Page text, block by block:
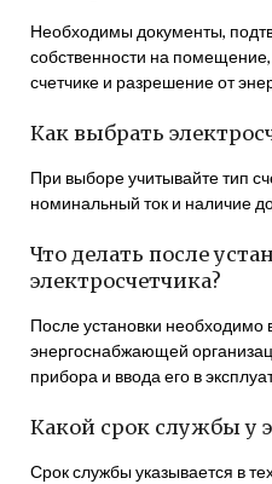
Необходимы документы,
собственности на
счетчике и разрешение от
Как выбрать
При выборе учитывайте тип
номинальный ток и наличие
Что делать после
электросчетчика?
После установки необходимо
энергоснабжающей
прибора и ввода его в
Какой срок службы у
Срок службы указывается в